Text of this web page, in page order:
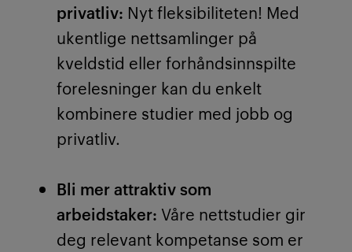
privatliv: Nyt fleksibiliteten! Med
ukentlige nettsamlinger på
kveldstid eller forhåndsinnspilte
forelesninger kan du enkelt
kombinere studier med jobb og
privatliv.
Bli mer attraktiv som
arbeidstaker: Våre nettstudier gir
deg relevant kompetanse som er